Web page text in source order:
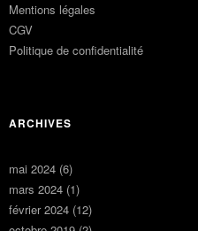
Mentions légales
CGV
Politique de confidentialité
ARCHIVES
mai 2024 (6)
mars 2024 (1)
février 2024 (12)